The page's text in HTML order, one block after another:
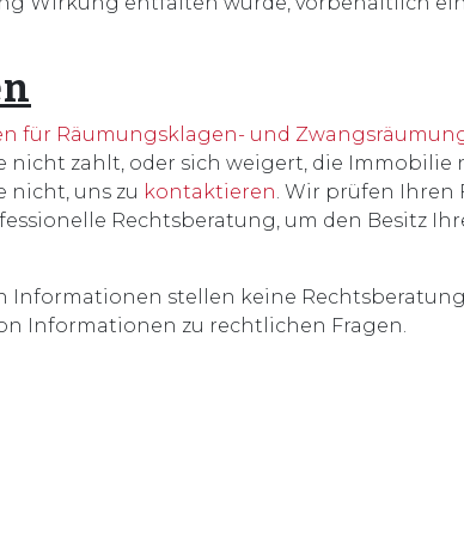
für Räumungsklagen- und
nicht zahlt, oder sich weigert, die Immobilie
nicht, uns zu kontaktieren. Wir prüfen Ihren
Rechtsberatung, um den Besitz
Informationen stellen keine
Informationen zu rechtlichen Fragen.